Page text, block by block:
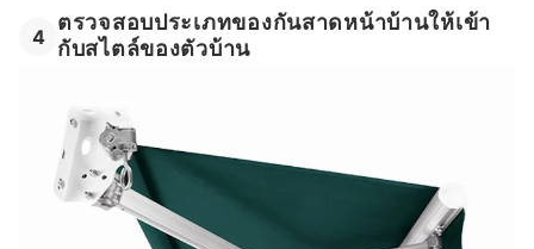
4
ตรวจสอบประเภทของกันสาดหน้าบ้านให้เข้า
กับสไตล์ของตัวบ้าน